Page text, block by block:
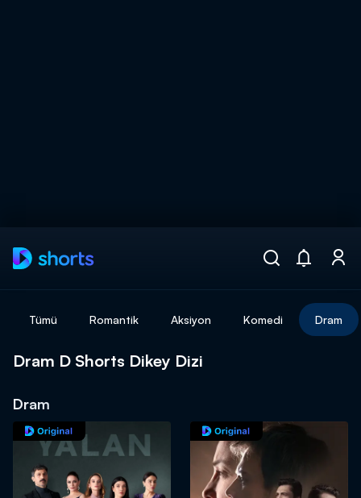
DİĞER SONUÇLAR
Tümü Romantik Aksiyon Komedi Dram
Dram D Shorts Dikey Dizi
Dram